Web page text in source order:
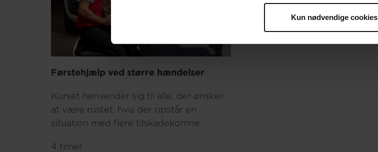
Kun nødvendige cookies
Førstehjælp ved større hændelser
Kurset henvender sig til alle, der ønsker
at være rustet, hvis der opstår en
situation med flere tilskadekomne.
4 timer